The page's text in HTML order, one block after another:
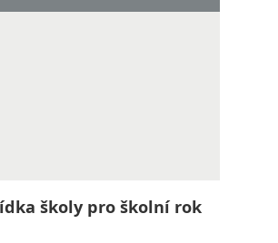
školy pro školní rok